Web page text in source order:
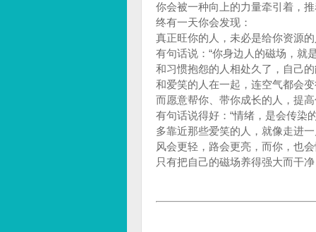
你会被一种向上的力量牵引着，
终有一天你会发现：
真正旺你的人，未必是给你资源
有句话说：“你身边人的磁场，就
和习惯抱怨的人相处久了，自己
和爱笑的人在一起，连空气都会
而愿意帮你、带你成长的人，提
有句话说得好：“情绪，是会传染
多靠近那些爱笑的人，就像走进
风会更轻，路会更亮，而你，也
只有把自己的磁场养得强大而干